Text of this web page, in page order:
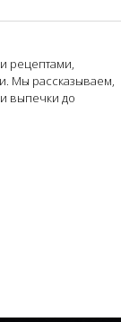
рецептами,
Мы рассказываем,
выпечки до